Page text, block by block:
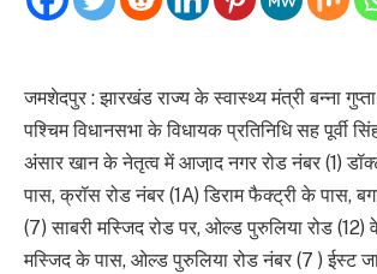
जमशेदपुर : झारखंड राज्य के स्वास्थ्य मंत्री बन्ना गुप्ता
पश्चिम विधानसभा के विधायक प्रतिनिधि सह पूर्वी
अंसार खान के नेतृत्व में आजा़द नगर रोड नंबर (1)
पास, क्रॉस रोड नंबर (1A) डिराम फैक्ट्री के पास,
(7) साबरी मस्जिद रोड पर, ओल्ड पुरुलिया रोड (12)
मस्जिद के पास, ओल्ड पुरुलिया रोड नंबर (7 ) ईस्ट